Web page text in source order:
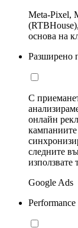
Meta-Pixel,
основа на
Разширено
С
онлайн
следните
използвате
Google Ads
Performance